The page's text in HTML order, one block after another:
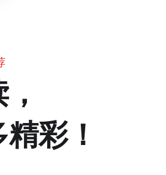
彩！